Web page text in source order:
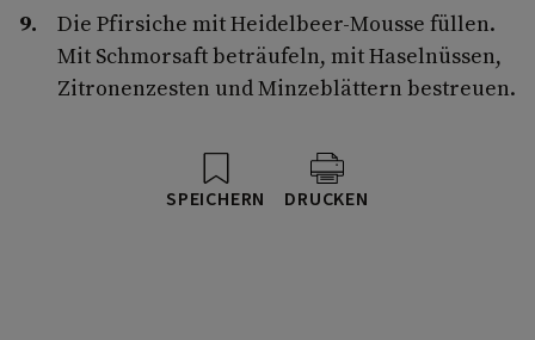
Die Pfirsiche mit Heidelbeer-Mousse füllen.
Mit Schmorsaft beträufeln, mit Haselnüssen,
Zitronenzesten und Minzeblättern bestreuen.
SPEICHERN DRUCKEN